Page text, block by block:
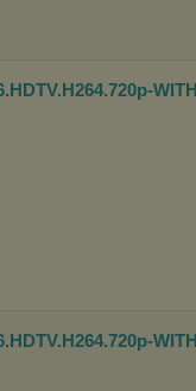
WITH
WITH